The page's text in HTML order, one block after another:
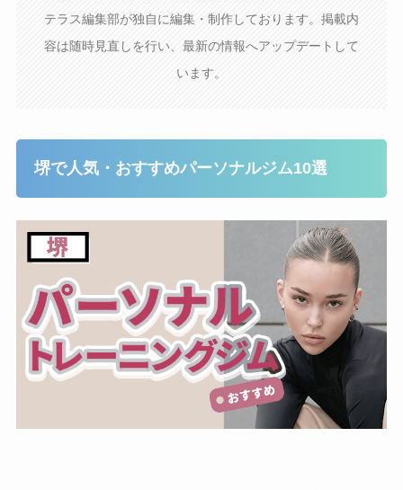
テラス編集部が独自に編集・制作しております。掲載内
容は随時見直しを行い、最新の情報へアップデートして
います。
堺で人気・おすすめパーソナルジム10選